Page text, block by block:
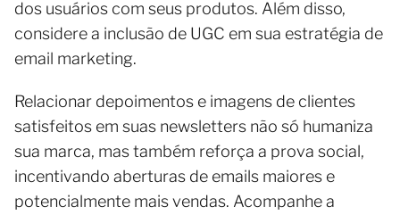
dos usuários com seus produtos. Além disso,
considere a inclusão de UGC em sua estratégia de
email marketing.
Relacionar depoimentos e imagens de clientes
satisfeitos em suas newsletters não só humaniza
sua marca, mas também reforça a prova social,
incentivando aberturas de emails maiores e
potencialmente mais vendas. Acompanhe a